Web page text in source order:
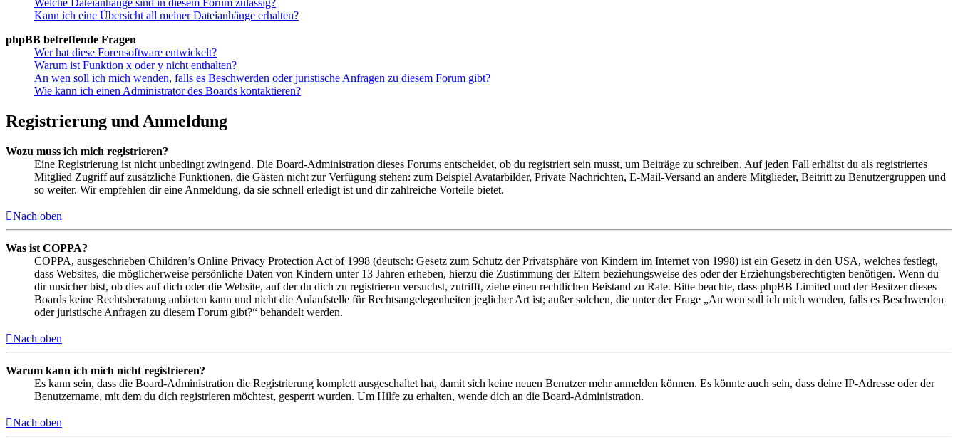
Kann ich eine Übersicht all meiner Dateianhänge erhalten?
phpBB betreffende Fragen
Wer hat diese Forensoftware entwickelt?
Warum ist Funktion x oder y nicht enthalten?
An wen soll ich mich wenden, falls es Beschwerden oder juristische Anfragen zu diesem Forum gibt?
Wie kann ich einen Administrator des Boards kontaktieren?
Registrierung und Anmeldung
Wozu muss ich mich registrieren?
Eine Registrierung ist nicht unbedingt zwingend. Die Board-Administration dieses Forums entscheidet, ob du registriert sein musst, um Beiträge zu schreiben. Auf jeden Fall erhältst du als registriertes
Mitglied Zugriff auf zusätzliche Funktionen, die Gästen nicht zur Verfügung stehen: zum Beispiel Avatarbilder, Private Nachrichten, E-Mail-Versand an andere Mitglieder, Beitritt zu Benutzergruppen und
so weiter. Wir empfehlen dir eine Anmeldung, da sie schnell erledigt ist und dir zahlreiche Vorteile bietet.
Nach oben
Was ist COPPA?
COPPA, ausgeschrieben Children’s Online Privacy Protection Act of 1998 (deutsch: Gesetz zum Schutz der Privatsphäre von Kindern im Internet von 1998) ist ein Gesetz in den USA, welches festlegt,
dass Websites, die möglicherweise persönliche Daten von Kindern unter 13 Jahren erheben, hierzu die Zustimmung der Eltern beziehungsweise des oder der Erziehungsberechtigten benötigen. Wenn du
dir unsicher bist, ob dies auf dich oder die Website, auf der du dich zu registrieren versuchst, zutrifft, ziehe einen rechtlichen Beistand zu Rate. Bitte beachte, dass phpBB Limited und der Besitzer dieses
Boards keine Rechtsberatung anbieten kann und nicht die Anlaufstelle für Rechtsangelegenheiten jeglicher Art ist; außer solchen, die unter der Frage „An wen soll ich mich wenden, falls es Beschwerden
oder juristische Anfragen zu diesem Forum gibt?“ behandelt werden.
Nach oben
Warum kann ich mich nicht registrieren?
Es kann sein, dass die Board-Administration die Registrierung komplett ausgeschaltet hat, damit sich keine neuen Benutzer mehr anmelden können. Es könnte auch sein, dass deine IP-Adresse oder der
Benutzername, mit dem du dich registrieren möchtest, gesperrt wurden. Um Hilfe zu erhalten, wende dich an die Board-Administration.
Nach oben